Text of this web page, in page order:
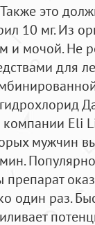
это
10 мг. Из
и мочой. Не
для
Eli
мужчин
препарат
один раз.